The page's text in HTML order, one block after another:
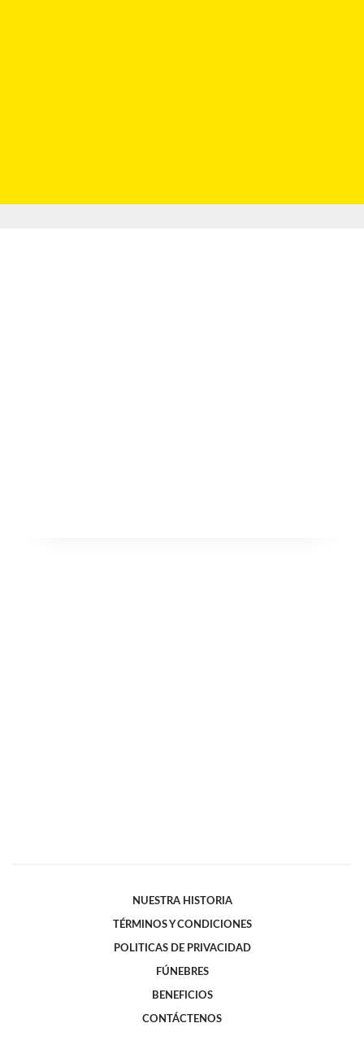
NUESTRA HISTORIA
TÉRMINOS Y CONDICIONES
POLITICAS DE PRIVACIDAD
FÚNEBRES
BENEFICIOS
CONTÁCTENOS